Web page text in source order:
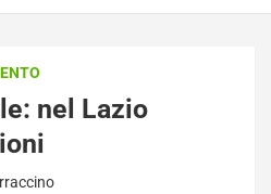
nel Lazio